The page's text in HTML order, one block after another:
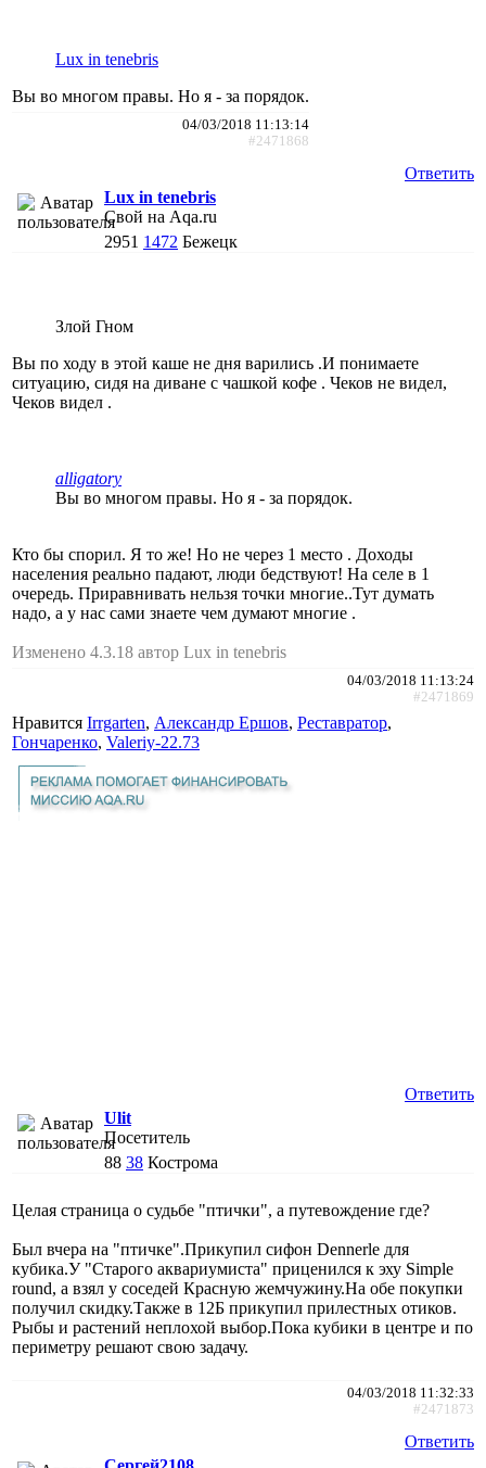
Lux in tenebris
Вы во многом правы. Но я - за порядок.
04/03/2018 11:13:14
#2471868
Ответить
Lux in tenebris
Свой на Aqa.ru
2951 1472 Бежецк
Злой Гном
Вы по ходу в этой каше не дня варились .И понимаете
ситуацию, сидя на диване с чашкой кофе . Чеков не видел,
Чеков видел .
alligatory
Вы во многом правы. Но я - за порядок.
Кто бы спорил. Я то же! Но не через 1 место . Доходы
населения реально падают, люди бедствуют! На селе в 1
очередь. Приравнивать нельзя точки многие..Тут думать
надо, а у нас сами знаете чем думают многие .
Изменено 4.3.18 автор Lux in tenebris
04/03/2018 11:13:24
#2471869
Нравится Irrgarten, Александр Ершов, Реставратор,
Гончаренко, Valeriy-22.73
Ответить
Ulit
Посетитель
88 38 Кострома
Целая страница о судьбе "птички", а путевождение где?
Был вчера на "птичке".Прикупил сифон Dennerle для
кубика.У "Старого аквариумиста" приценился к эху Simple
round, а взял у соседей Красную жемчужину.На обе покупки
получил скидку.Также в 12Б прикупил прилестных отиков.
Рыбы и растений неплохой выбор.Пока кубики в центре и по
периметру решают свою задачу.
04/03/2018 11:32:33
#2471873
Ответить